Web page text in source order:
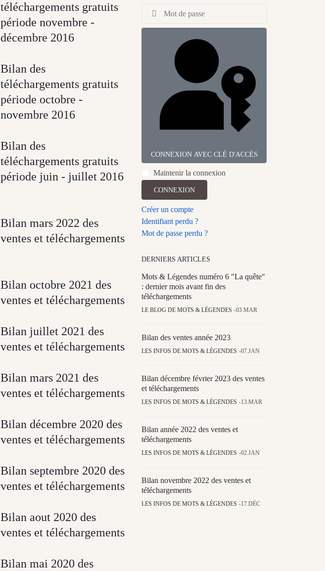
téléchargements gratuits
période novembre -
décembre 2016
Bilan des
téléchargements gratuits
période octobre -
novembre 2016
Bilan des
téléchargements gratuits
période juin - juillet 2016
Bilan mars 2022 des
ventes et téléchargements
Bilan octobre 2021 des
ventes et téléchargements
Bilan juillet 2021 des
ventes et téléchargements
Bilan mars 2021 des
ventes et téléchargements
Bilan décembre 2020 des
ventes et téléchargements
Bilan septembre 2020 des
ventes et téléchargements
Bilan aout 2020 des
ventes et téléchargements
Bilan mai 2020 des
CONNEXION AVEC CLÉ D'ACCÈS
Maintenir la connexion
CONNEXION
Créer un compte
Identifiant perdu ?
Mot de passe perdu ?
DERNIERS ARTICLES
Mots & Légendes numéro 6 "La quête"
: dernier mois avant fin des
téléchargements
LE BLOG DE MOTS & LÉGENDES 03.MAR
Bilan des ventes année 2023
LES INFOS DE MOTS & LÉGENDES 07.JAN
Bilan décembre février 2023 des ventes
et téléchargements
LES INFOS DE MOTS & LÉGENDES 13.MAR
Bilan année 2022 des ventes et
téléchargements
LES INFOS DE MOTS & LÉGENDES 02.JAN
Bilan novembre 2022 des ventes et
téléchargements
LES INFOS DE MOTS & LÉGENDES 17.DÉC